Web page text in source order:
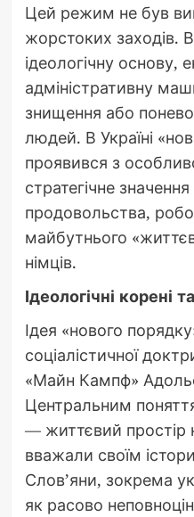
Цей режим не був
жорстоких заходів.
ідеологічну основу,
адміністративну
знищення або
людей. В Україні
проявився з
стратегічне
продовольства,
майбутнього
німців.
Ідеологічні корені
Ідея «нового
соціалістичної
«Майн Кампф»
Центральним
— життєвий простір
вважали своїм
Слов’яни, зокрема
як расово